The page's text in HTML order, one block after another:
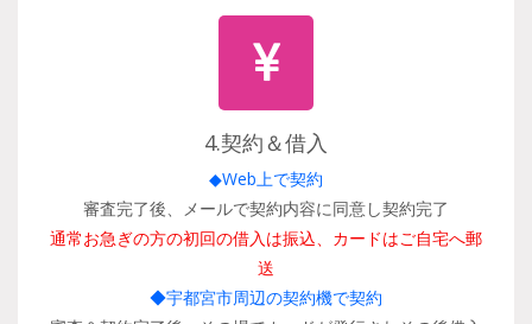
4.契約＆借入
◆Web上で契約
審査完了後、メールで契約内容に同意し契約完了
通常お急ぎの方の初回の借入は振込、カードはご自宅へ郵
送
◆宇都宮市周辺の契約機で契約